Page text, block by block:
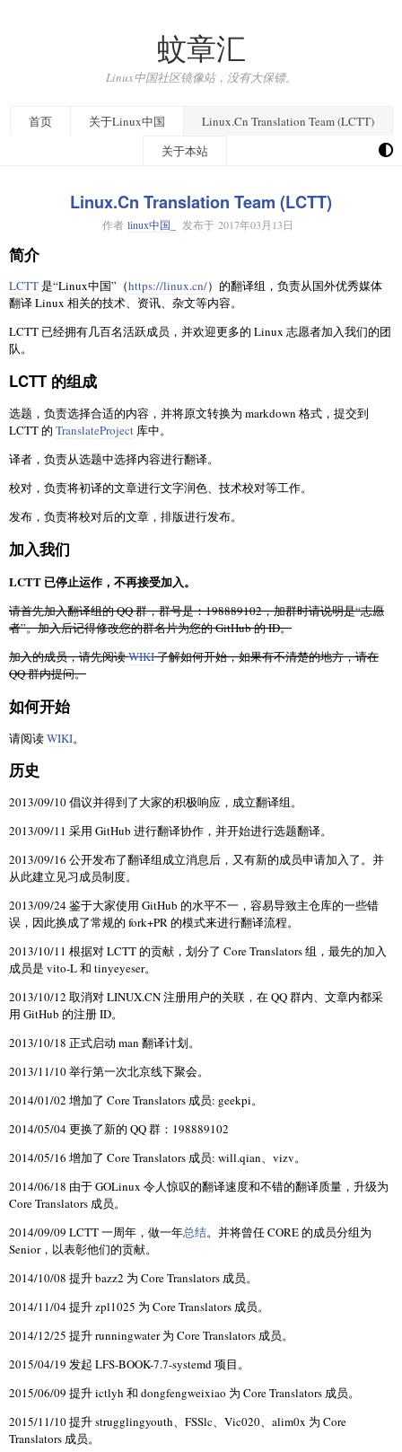
蚊章汇
Linux中国社区镜像站，没有大保镖。
首页 关于Linux中国
Linux.Cn Translation Team (LCTT)
关于本站
Linux.Cn Translation Team (LCTT)
作者 linux中国_ 发布于 2017年03月13日
简介
LCTT是“Linux中国”（https://linux.cn/）的翻译组，负责从国外优秀媒体
翻译 Linux 相关的技术、资讯、杂文等内容。
LCTT 已经拥有几百名活跃成员，并欢迎更多的 Linux 志愿者加入我们的团
队。
LCTT 的组成
选题，负责选择合适的内容，并将原文转换为 markdown 格式，提交到
LCTT 的 TranslateProject 库中。
译者，负责从选题中选择内容进行翻译。
校对，负责将初译的文章进行文字润色、技术校对等工作。
发布，负责将校对后的文章，排版进行发布。
加入我们
LCTT 已停止运作，不再接受加入。
请首先加入翻译组的 QQ 群，群号是：198889102，加群时请说明是“志愿
者”。加入后记得修改您的群名片为您的 GitHub 的 ID。
加入的成员，请先阅读WIKI了解如何开始，如果有不清楚的地方，请在
QQ 群内提问。
如何开始
请阅读WIKI。
历史
2013/09/10 倡议并得到了大家的积极响应，成立翻译组。
2013/09/11 采用 GitHub 进行翻译协作，并开始进行选题翻译。
2013/09/16 公开发布了翻译组成立消息后，又有新的成员申请加入了。并
从此建立见习成员制度。
2013/09/24 鉴于大家使用 GitHub 的水平不一，容易导致主仓库的一些错
误，因此换成了常规的 fork+PR 的模式来进行翻译流程。
2013/10/11 根据对 LCTT 的贡献，划分了 Core Translators 组，最先的加入
成员是 vito-L 和 tinyeyeser。
2013/10/12 取消对 LINUX.CN 注册用户的关联，在 QQ 群内、文章内都采
用 GitHub 的注册 ID。
2013/10/18 正式启动 man 翻译计划。
2013/11/10 举行第一次北京线下聚会。
2014/01/02 增加了 Core Translators 成员: geekpi。
2014/05/04 更换了新的 QQ 群：198889102
2014/05/16 增加了 Core Translators 成员: will.qian、vizv。
2014/06/18 由于 GOLinux 令人惊叹的翻译速度和不错的翻译质量，升级为
Core Translators 成员。
2014/09/09 LCTT 一周年，做一年总结。并将曾任 CORE 的成员分组为
Senior，以表彰他们的贡献。
2014/10/08 提升 bazz2 为 Core Translators 成员。
2014/11/04 提升 zpl1025 为 Core Translators 成员。
2014/12/25 提升 runningwater 为 Core Translators 成员。
2015/04/19 发起 LFS-BOOK-7.7-systemd 项目。
2015/06/09 提升 ictlyh 和 dongfengweixiao 为 Core Translators 成员。
2015/11/10 提升 strugglingyouth、FSSlc、Vic020、alim0x 为 Core
Translators 成员。